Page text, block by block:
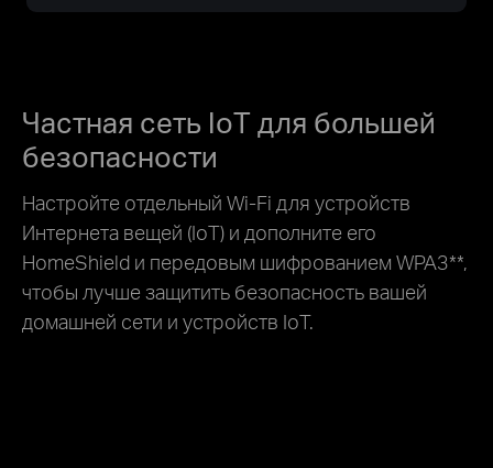
Частная сеть IoT для большей
безопасности
Настройте отдельный Wi-Fi для устройств
Интернета вещей (IoT) и дополните его
HomeShield и передовым шифрованием WPA3**,
чтобы лучше защитить безопасность вашей
домашней сети и устройств IoT.